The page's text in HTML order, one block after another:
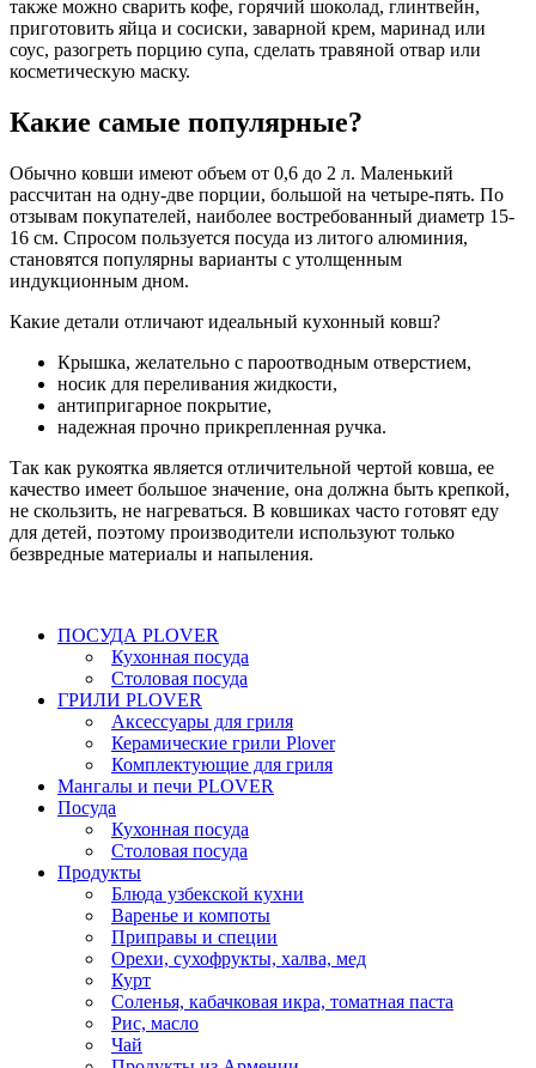
также можно сварить кофе, горячий шоколад, глинтвейн,
приготовить яйца и сосиски, заварной крем, маринад или
соус, разогреть порцию супа, сделать травяной отвар или
косметическую маску.
Какие самые популярные?
Обычно ковши имеют объем от 0,6 до 2 л. Маленький
рассчитан на одну-две порции, большой на четыре-пять. По
отзывам покупателей, наиболее востребованный диаметр 15-
16 см. Спросом пользуется посуда из литого алюминия,
становятся популярны варианты с утолщенным
индукционным дном.
Какие детали отличают идеальный кухонный ковш?
Крышка, желательно с пароотводным отверстием,
носик для переливания жидкости,
антипригарное покрытие,
надежная прочно прикрепленная ручка.
Так как рукоятка является отличительной чертой ковша, ее
качество имеет большое значение, она должна быть крепкой,
не скользить, не нагреваться. В ковшиках часто готовят еду
для детей, поэтому производители используют только
безвредные материалы и напыления.
ПОСУДА PLOVER
Кухонная посуда
Столовая посуда
ГРИЛИ PLOVER
Аксессуары для гриля
Керамические грили Plover
Комплектующие для гриля
Мангалы и печи PLOVER
Посуда
Кухонная посуда
Столовая посуда
Продукты
Блюда узбекской кухни
Варенье и компоты
Приправы и специи
Орехи, сухофрукты, халва, мед
Курт
Соленья, кабачковая икра, томатная паста
Рис, масло
Чай